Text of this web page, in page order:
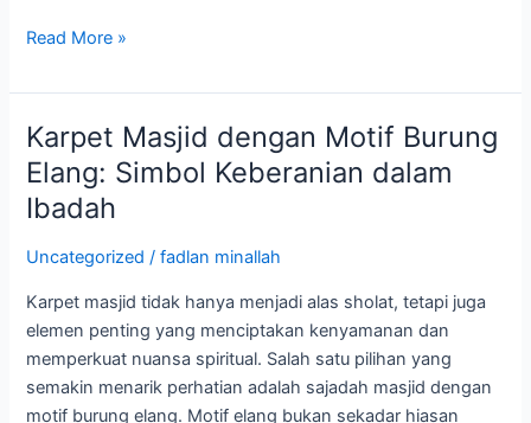
Read More »
Karpet Masjid dengan Motif Burung
Elang: Simbol Keberanian dalam
Ibadah
Uncategorized /fadlan minallah
Karpet masjid tidak hanya menjadi alas sholat, tetapi juga
elemen penting yang menciptakan kenyamanan dan
memperkuat nuansa spiritual. Salah satu pilihan yang
semakin menarik perhatian adalah sajadah masjid dengan
motif burung elang. Motif elang bukan sekadar hiasan
Karpet
Masjid
dengan
Motif
Burung
Simbol
Keberanian
dalam
Ibadah